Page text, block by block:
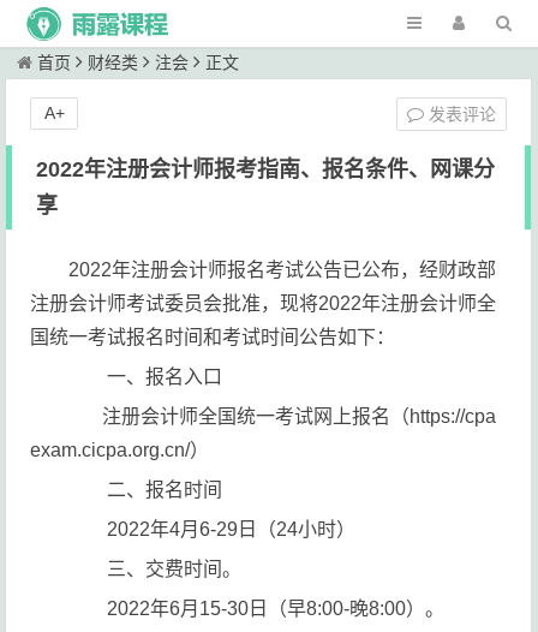
首页 财经类 注会 正文
2022年注册会计师报考指南、报名条件、网课分
享
2022年注册会计师报名考试公告已公布，经财政部
注册会计师考试委员会批准，现将2022年注册会计师全
国统一考试报名时间和考试时间公告如下：
一、报名入口
注册会计师全国统一考试网上报名（https://cpa
exam.cicpa.org.cn/）
二、报名时间
2022年4月6-29日（24小时）
三、交费时间。
2022年6月15-30日（早8:00-晚8:00）。
发表评论
A+